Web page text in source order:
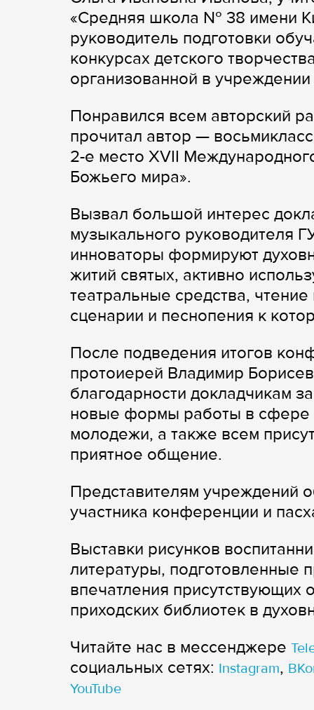
«Средняя школа № 38 имени
руководитель подготовки
конкурсах детского
организованной в
Понравился всем авторский
прочитал автор —
2-е место XVII
Божьего мира».
Вызвал большой интерес
музыкального руководителя
инноваторы формируют
житий святых, активно
театральные средства,
сценарии и песнопения к
После подведения итогов
протоиерей Владимир
благодарности докладчикам
новые формы работы в сфере
молодежи, а также всем
приятное общение.
Представителям учреждений
участника конференции и
Выставки рисунков
литературы, подготовленные
впечатления присутствующих
приходских библиотек в
Читайте нас в мессенджере
cоциальных сетях: Instagram,
YouTube